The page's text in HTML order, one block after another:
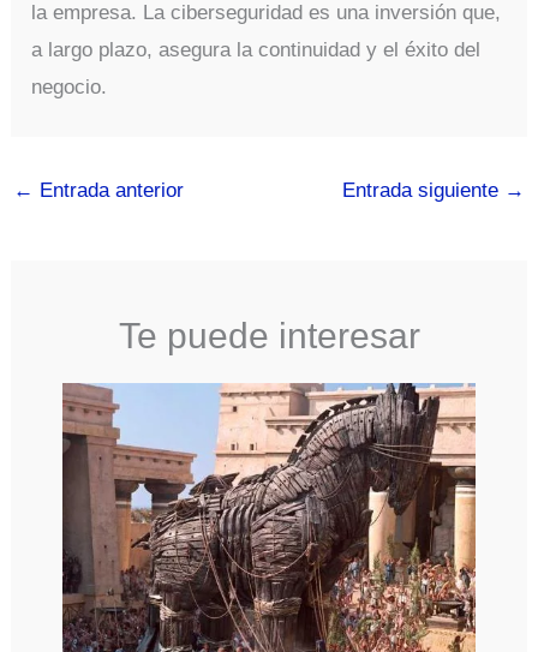
la empresa. La ciberseguridad es una inversión que,
a largo plazo, asegura la continuidad y el éxito del
negocio.
← Entrada anterior Entrada siguiente →
Te puede interesar